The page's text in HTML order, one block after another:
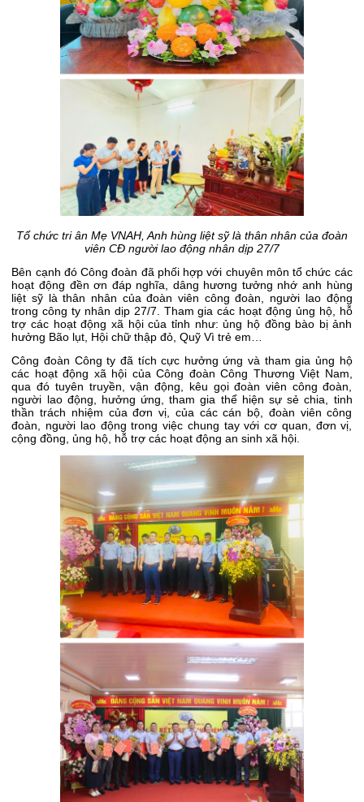
Tổ chức tri ân Mẹ VNAH, Anh hùng liệt sỹ là thân nhân của đoàn
viên CĐ người lao động nhân dịp 27/7
Bên cạnh đó Công đoàn đã phối hợp với chuyên môn tổ chức các
hoạt động đền ơn đáp nghĩa, dâng hương tưởng nhớ anh hùng
liệt sỹ là thân nhân của đoàn viên công đoàn, người lao động
trong công ty nhân dịp 27/7. Tham gia các hoạt động ủng hộ, hỗ
trợ các hoạt động xã hội của tỉnh như: ủng hộ đồng bào bị ảnh
hưởng Bão lụt, Hội chữ thập đỏ, Quỹ Vì trẻ em…
Công đoàn Công ty đã tích cực hưởng ứng và tham gia ủng hộ
các hoạt động xã hội của Công đoàn Công Thương Việt Nam,
qua đó tuyên truyền, vận động, kêu gọi đoàn viên công đoàn,
người lao động, hưởng ứng, tham gia thể hiện sự sẻ chia, tinh
thần trách nhiệm của đơn vị, của các cán bộ, đoàn viên công
đoàn, người lao động trong việc chung tay với cơ quan, đơn vị,
cộng đồng, ủng hộ, hỗ trợ các hoạt động an sinh xã hội.